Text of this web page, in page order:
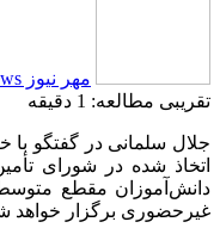
مهر نیوز mehrnews
تقریبی مطالعه: 1 دقیقه
جلال سلمانی در گفتگو با
اتخاذ شده در شورای
دانش‌آموزان مقطع
غیرحضوری برگزار خواهد